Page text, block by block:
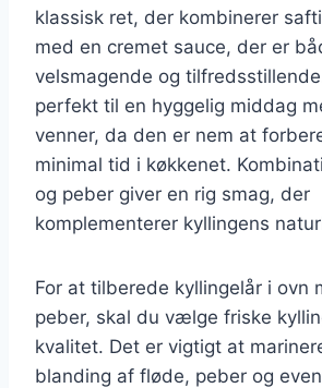
klassisk ret, der kombinerer
med en cremet sauce, der er
velsmagende og
perfekt til en hyggelig middag
venner, da den er nem at
minimal tid i køkkenet.
og peber giver en rig smag, der
komplementerer kyllingens
For at tilberede kyllingelår i ovn
peber, skal du vælge friske
kvalitet. Det er vigtigt at
blanding af fløde, peber og